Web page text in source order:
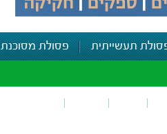
תעשייתית פסולת מסוכנת